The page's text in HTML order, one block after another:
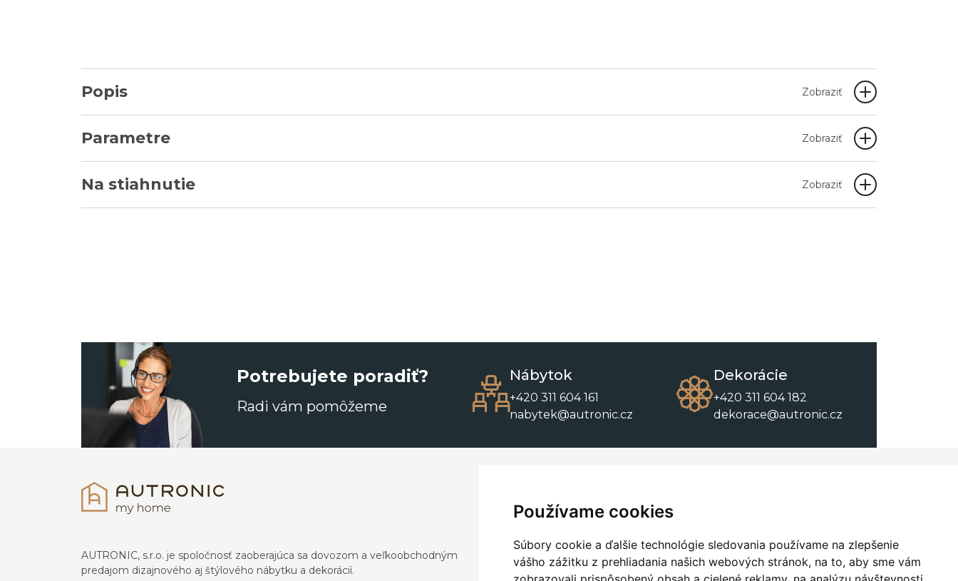
Používame cookies
Súbory cookie a ďalšie technológie sledovania používame na zlepšenie
vášho zážitku z prehliadania našich webových stránok, na to, aby sme vám
Popis Zobraziť
Parametre Zobraziť
Na stiahnutie Zobraziť
Potrebujete poradiť?
Radi vám pomôžeme
Nábytok
+420 311 604 161
nabytek@autronic.cz
Dekorácie
+420 311 604 182
dekorace@autronic.cz
AUTRONIC, s.r.o. je spoločnosť zaoberajúca sa dovozom a veľkoobchodným
predajom dizajnového aj štýlového nábytku a dekorácií.
Kontakty